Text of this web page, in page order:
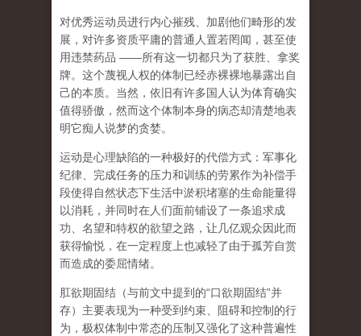
对优秀运动员进行内心摧残、加剧他们畸形的发
展，对许多资质平庸的普通人置若罔闻，甚至使
用违禁药品 ——所有这一切都只为了获胜、拿奖
牌。这个蔑视人权的体制已经赤裸裸地暴露出自
己的本质。当然，依旧有许多国人认为体育确实
值得骄傲，然而这个体制本身的病态却清楚地表
明它痴人说梦的贪婪。
运动是心理缺陷的一种极好的代偿方式 ：军事化
纪律、完成任务的压力和训练的劳累作为补偿手
段使得自然状态下生活中淤积堵塞的生命能量得
以消耗，并同时在人们面前铺设了一条追求成
功、名望和特权的欲望之路，让几亿观众因此而
获得愉悦，在一定程度上也减轻了由于孤芳自赏
而造成的委屈情绪。
肛欲期固结 （与前文中提到的“口欲期固结”并
存）主要表现为一种受到约束、阻碍和控制的行
为，极权体制中常态的压制又强化了这种普遍性